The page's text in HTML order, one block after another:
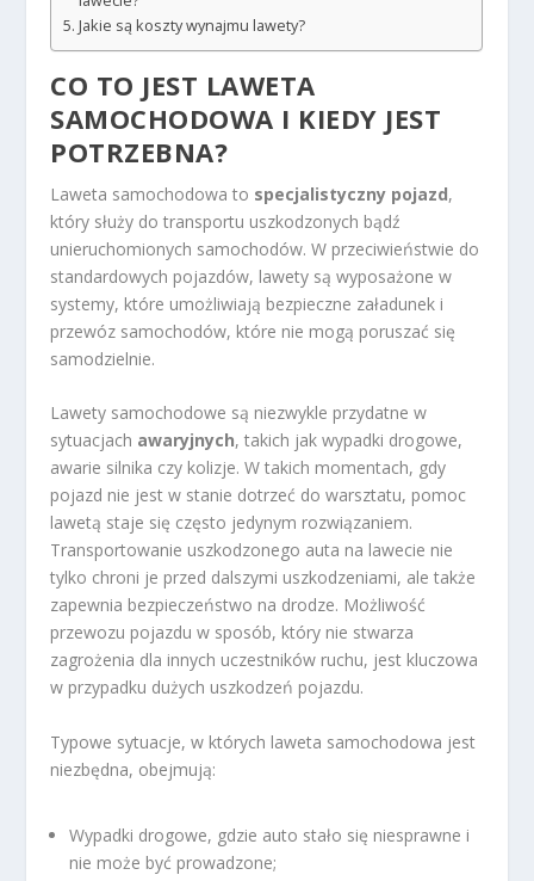
Jakie są koszty wynajmu lawety?
CO TO JEST LAWETA
SAMOCHODOWA I KIEDY JEST
POTRZEBNA?
Laweta samochodowa to specjalistyczny pojazd,
który służy do transportu uszkodzonych bądź
unieruchomionych samochodów. W przeciwieństwie do
standardowych pojazdów, lawety są wyposażone w
systemy, które umożliwiają bezpieczne załadunek i
przewóz samochodów, które nie mogą poruszać się
samodzielnie.
Lawety samochodowe są niezwykle przydatne w
sytuacjach awaryjnych, takich jak wypadki drogowe,
awarie silnika czy kolizje. W takich momentach, gdy
pojazd nie jest w stanie dotrzeć do warsztatu, pomoc
lawetą staje się często jedynym rozwiązaniem.
Transportowanie uszkodzonego auta na lawecie nie
tylko chroni je przed dalszymi uszkodzeniami, ale także
zapewnia bezpieczeństwo na drodze. Możliwość
przewozu pojazdu w sposób, który nie stwarza
zagrożenia dla innych uczestników ruchu, jest kluczowa
w przypadku dużych uszkodzeń pojazdu.
Typowe sytuacje, w których laweta samochodowa jest
niezbędna, obejmują:
Wypadki drogowe, gdzie auto stało się niesprawne i
nie może być prowadzone;